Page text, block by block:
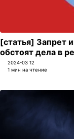
[статья] Запрет
обстоят дела в
2024-03 12
1 мин на чтение